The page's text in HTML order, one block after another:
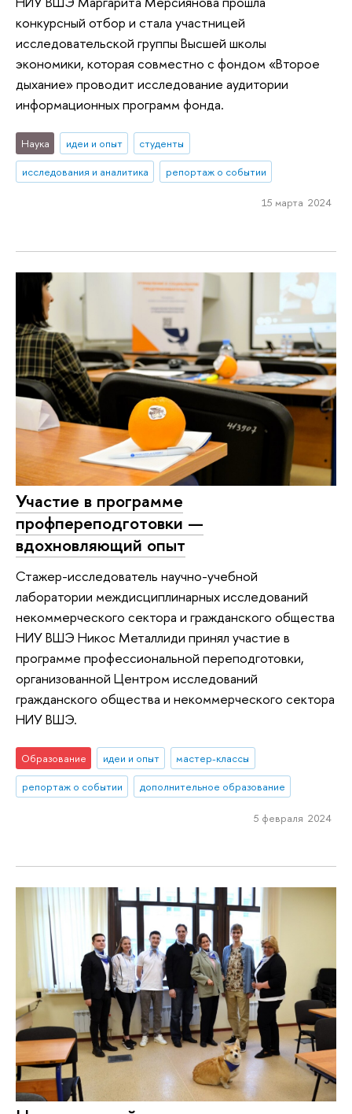
конкурсный отбор и стала участницей
исследовательской группы Высшей школы
экономики, которая совместно с фондом «Второе
дыхание» проводит исследование аудитории
информационных программ фонда.
Наука идеи и опыт
студенты
исследования и аналитика
репортаж о событии
15 марта 2024
Участие в программе
профпереподготовки —
вдохновляющий опыт
Стажер-исследователь научно-учебной
лаборатории междисциплинарных исследований
некоммерческого сектора и гражданского общества
НИУ ВШЭ Никос Металлиди принял участие в
программе профессиональной переподготовки,
организованной Центром исследований
гражданского общества и некоммерческого сектора
НИУ ВШЭ.
Образование идеи и опыт
мастер-классы
репортаж о событии
дополнительное образование
5 февраля 2024